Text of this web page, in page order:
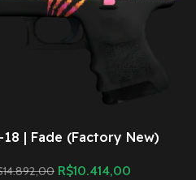
| Fade (Factory New)
14.892,00 R$10.414,00